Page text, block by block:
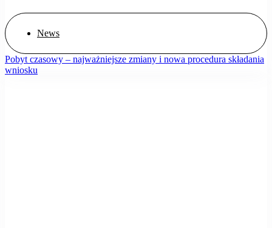
News
Pobyt czasowy – najważniejsze zmiany i nowa procedura składania
wniosku